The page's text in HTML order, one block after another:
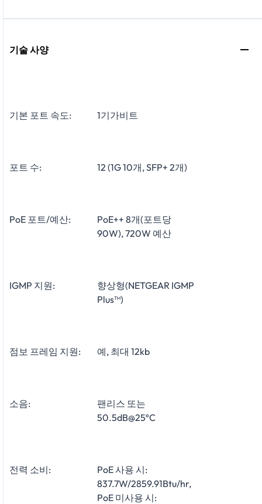
기술 사양
기본 포트 속도: 1기가비트
포트 수: 12 (1G 10개, SFP+ 2개)
PoE 포트/예산:
PoE++ 8개(포트당
90W), 720W 예산
IGMP 지원:
향상형(NETGEAR IGMP
Plus™)
점보 프레임 지원: 예, 최대 12kb
소음:
팬리스 또는
50.5dB@25ºC
전력 소비:
PoE 사용 시:
837.7W/2859.91Btu/hr,
PoE 미사용 시: